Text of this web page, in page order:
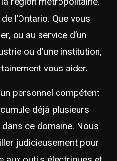
l’Ontario. Que vous
ou au service d’un
ou d’une institution,
vous aider.
personnel compétent
déjà plusieurs
dans ce domaine. Nous
judicieusement pour